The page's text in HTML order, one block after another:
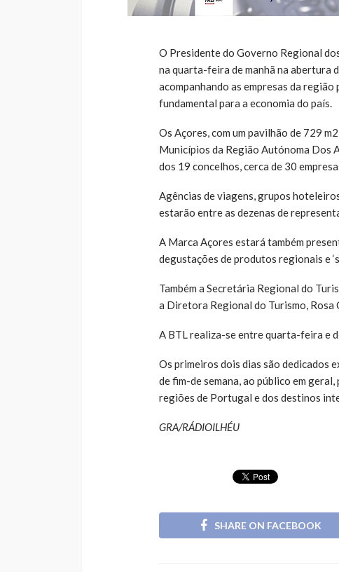
O Presidente do Governo Regional
na quarta-feira de manhã na abertura
acompanhando as empresas da
fundamental para a economia do país.
Os Açores, com um pavilhão de 729
Municípios da Região Autónoma Dos
dos 19 concelhos, cerca de 30
Agências de viagens, grupos
estarão entre as dezenas de
A Marca Açores estará também
degustações de produtos regionais e
Também a Secretária Regional do
a Diretora Regional do Turismo, Rosa
A BTL realiza-se entre quarta-feira e
Os primeiros dois dias são dedicados
de fim-de semana, ao público em
regiões de Portugal e dos destinos
GRA/RÁDIOILHÉU
SHARE ON FACEBOOK